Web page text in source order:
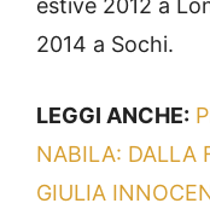
estive 2012 a
2014 a Sochi.
LEGGI ANCHE:
NABILA: DALLA
GIULIA